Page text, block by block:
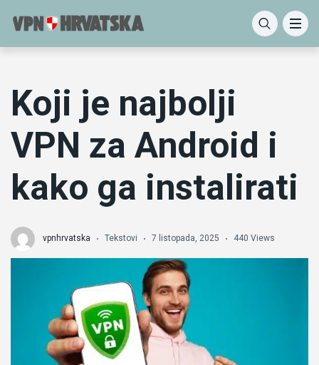
Koji je najbolji
VPN za Android i
kako ga instalirati
vpnhrvatska Tekstovi 7 listopada, 2025 440 Views